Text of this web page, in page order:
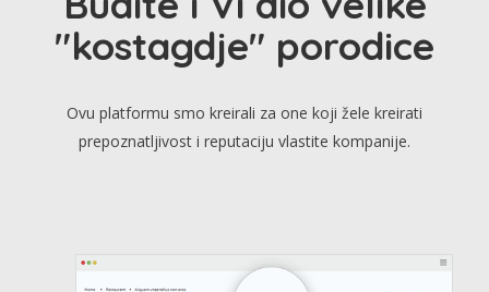
"kostagdje" porodice
Ovu platformu smo kreirali za one koji žele kreirati
prepoznatljivost i reputaciju vlastite kompanije.